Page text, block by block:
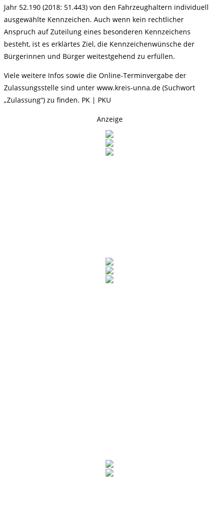
Jahr 52.190 (2018: 51.443) von den Fahrzeughaltern individuell
ausgewählte Kennzeichen. Auch wenn kein rechtlicher
Anspruch auf Zuteilung eines besonderen Kennzeichens
besteht, ist es erklärtes Ziel, die Kennzeichenwünsche der
Bürgerinnen und Bürger weitestgehend zu erfüllen.
Viele weitere Infos sowie die Online-Terminvergabe der
Zulassungsstelle sind unter www.kreis-unna.de (Suchwort
„Zulassung“) zu finden. PK | PKU
Anzeige